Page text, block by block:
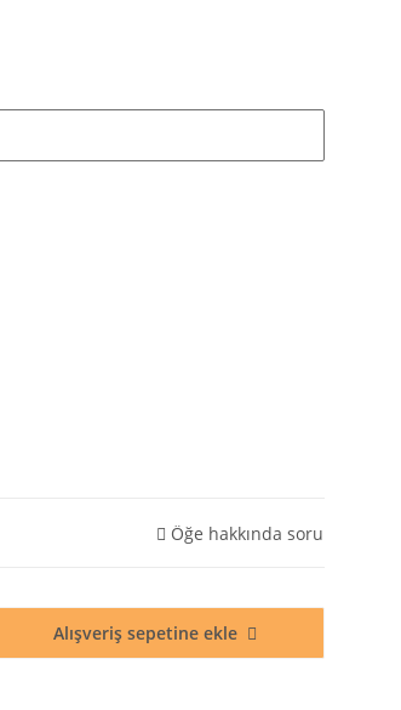
Öğe hakkında soru
Alışveriş sepetine ekle